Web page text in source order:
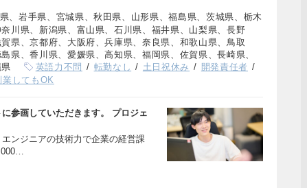
、岩手県、宮城県、秋田県、山形県、福島県、茨城県、栃木
川県、新潟県、富山県、石川県、福井県、山梨県、長野
県、京都府、大阪府、兵庫県、奈良県、和歌山県、鳥取
県、香川県、愛媛県、高知県、福岡県、佐賀県、長崎県、
英語力不問 転勤なし 土日祝休み
開発責任者
業してもOK
参画していただきます。 プロジェ
ンジニアの技術力で企業の経営課